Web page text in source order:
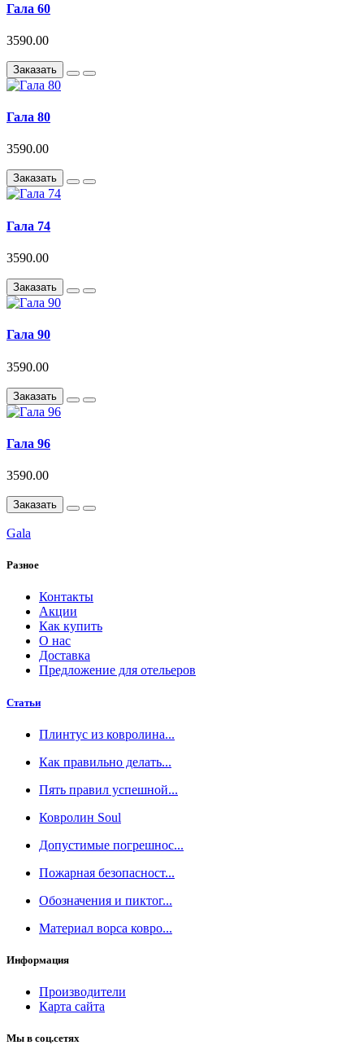
Гала 60
3590.00
Заказать
Гала 80
3590.00
Заказать
Гала 74
3590.00
Заказать
Гала 90
3590.00
Заказать
Гала 96
3590.00
Заказать
Gala
Разное
Контакты
Акции
Как купить
О нас
Доставка
Предложение для отельеров
Статьи
Плинтус из ковролина...
Как правильно делать...
Пять правил успешной...
Ковролин Soul
Допустимые погрешнос...
Пожарная безопасност...
Обозначения и пиктог...
Материал ворса ковро...
Информация
Производители
Карта сайта
Мы в соц.сетях